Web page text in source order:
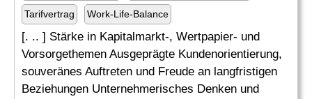
Tarifvertrag Work-Life-Balance
[. .. ] Stärke in Kapitalmarkt-, Wertpapier- und
Vorsorgethemen Ausgeprägte Kundenorientierung,
souveränes Auftreten und Freude an langfristigen
Beziehungen Unternehmerisches Denken und